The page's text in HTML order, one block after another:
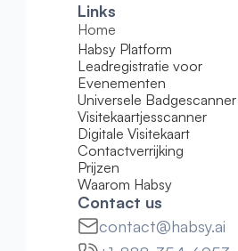
Links
Home
Habsy Platform
Leadregistratie voor
Evenementen
Universele Badgescanner
Visitekaartjesscanner
Digitale Visitekaart
Contactverrijking
Prijzen
Waarom Habsy
Contact us
contact@habsy.ai